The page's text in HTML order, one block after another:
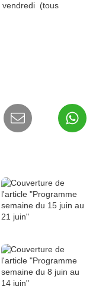
vendredi (tous